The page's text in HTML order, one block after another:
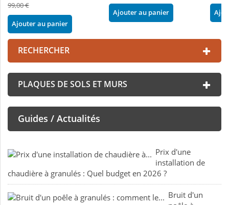
99,00 €
Ajouter au panier
Ajouter au panier
RECHERCHER
PLAQUES DE SOLS ET MURS
Guides / Actualités
Prix d'une
installation de
chaudière à granulés : Quel budget en 2026 ?
Bruit d'un